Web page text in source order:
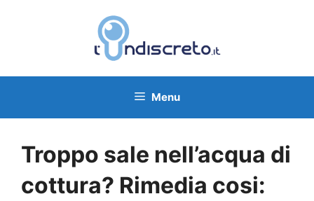
Menu
Troppo sale nell’acqua di
cottura? Rimedia cosi: